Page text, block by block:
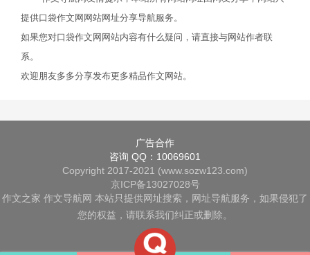
提供口袋作文网网站网址分享导航服务。
如果您对口袋作文网网站内容有什么疑问，请直接与网站作者联
系。
欢迎朋友多多分享发布更多精品作文网站。
广告合作
咨询 QQ：10069601
Copyright 2017-2021 (www.sozw123.com)
京ICP备13027028号
作文之家 作文导航网 本站只提供网址搜索，网址导航服务，如果侵犯了
您的权益，请联系我们纠正或删除。